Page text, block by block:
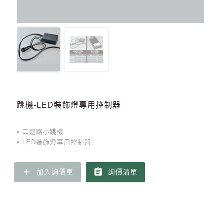
跳機-LED裝飾燈專用控制器
• 二迴路小跳機
• LED裝飾燈專用控制器
add 加入詢價車 assignment 詢價清單